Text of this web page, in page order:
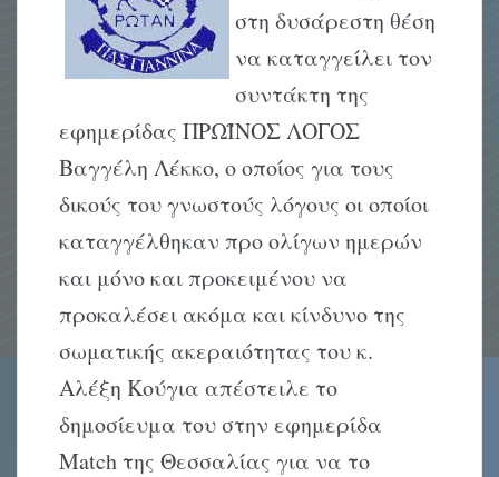
στη δυσάρεστη θέση
να καταγγείλει τον
συντάκτη της
εφημερίδας ΠΡΩΪΝΟΣ ΛΟΓΟΣ
Βαγγέλη Λέκκο, ο οποίος για τους
δικούς του γνωστούς λόγους οι οποίοι
καταγγέλθηκαν προ ολίγων ημερών
και μόνο και προκειμένου να
προκαλέσει ακόμα και κίνδυνο της
σωματικής ακεραιότητας του κ.
Αλέξη Κούγια απέστειλε το
δημοσίευμα του στην εφημερίδα
Match της Θεσσαλίας για να το